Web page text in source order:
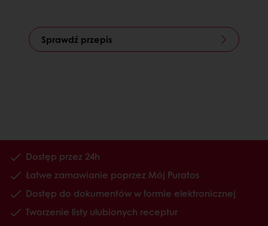
Sprawdź przepis
Dostęp przez 24h
Łatwe zamawianie poprzez Mój Puratos
Dostęp do dokumentów w formie elektronicznej
Tworzenie listy ulubionych receptur